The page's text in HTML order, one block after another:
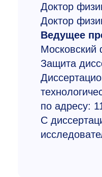
Доктор
Доктор
Ведущее
Московский
Защита
по адресу:
С